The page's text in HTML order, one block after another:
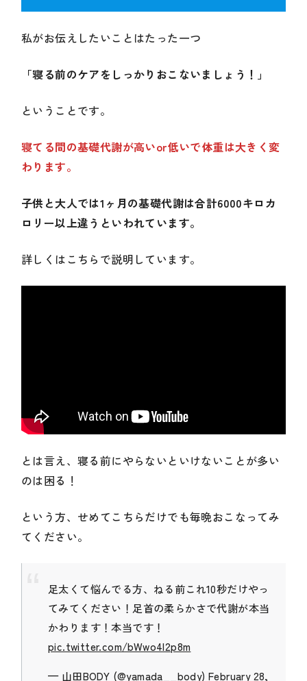
私がお伝えしたいことはたった一つ
「寝る前のケアをしっかりおこないましょう！」
ということです。
寝てる間の基礎代謝が高いor低いで体重は大きく変
わります。
子供と大人では1ヶ月の基礎代謝は合計6000キロカ
ロリー以上違うといわれています。
詳しくはこちらで説明しています。
とは言え、寝る前にやらないといけないことが多い
のは困る！
という方、せめてこちらだけでも毎晩おこなってみ
てください。
足太くて悩んでる方、ねる前これ10秒だけやっ
てみてください！足首の柔らかさで代謝が本当
かわります！本当です！
pic.twitter.com/bWwo4I2p8m
— 山田BODY (@yamada__body) February 28,